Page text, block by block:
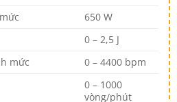
650 W
0 – 2,5 J
mức
0 – 4400 bpm
0 – 1000
vòng/phút